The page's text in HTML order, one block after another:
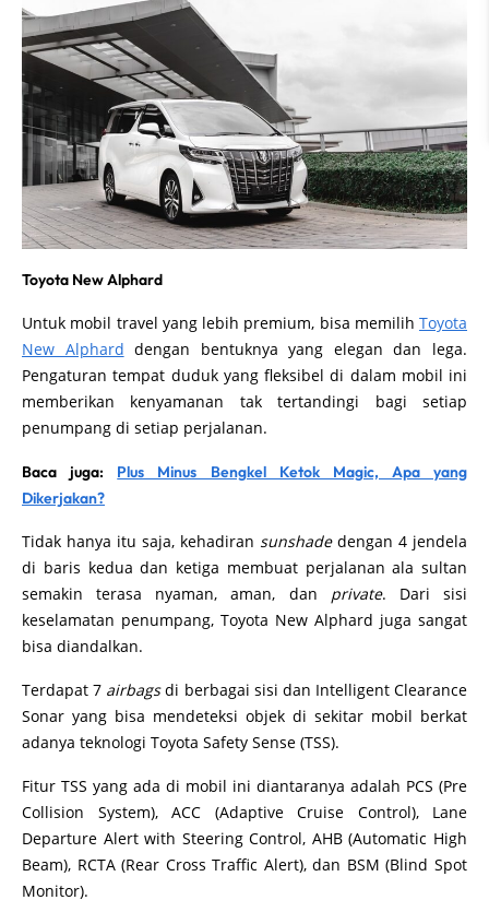
Toyota New Alphard
Untuk mobil travel yang lebih premium, bisa memilih Toyota
New Alphard dengan bentuknya yang elegan dan lega.
Pengaturan tempat duduk yang fleksibel di dalam mobil ini
memberikan kenyamanan tak tertandingi bagi setiap
penumpang di setiap perjalanan.
Baca juga: Plus Minus Bengkel Ketok Magic, Apa yang
Dikerjakan?
Tidak hanya itu saja, kehadiran sunshadedengan 4 jendela
di baris kedua dan ketiga membuat perjalanan ala sultan
semakin terasa nyaman, aman, dan private. Dari sisi
keselamatan penumpang, Toyota New Alphard juga sangat
bisa diandalkan.
Terdapat 7 airbagsdi berbagai sisi dan Intelligent Clearance
Sonar yang bisa mendeteksi objek di sekitar mobil berkat
adanya teknologi Toyota Safety Sense (TSS).
Fitur TSS yang ada di mobil ini diantaranya adalah PCS (Pre
Collision System), ACC (Adaptive Cruise Control), Lane
Departure Alert with Steering Control, AHB (Automatic High
Beam), RCTA (Rear Cross Traffic Alert), dan BSM (Blind Spot
Monitor).